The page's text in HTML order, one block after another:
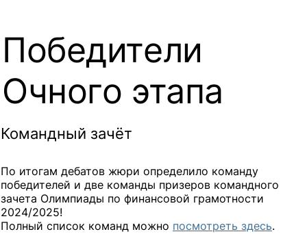
Победители
Очного этапа
Командный зачёт
По итогам дебатов жюри определило команду
победителей и две команды призеров командного
зачета Олимпиады по финансовой грамотности
2024/2025!
Полный список команд можно посмотреть здесь.